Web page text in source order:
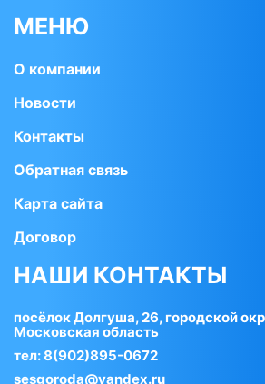
МЕНЮ
О компании
Новости
Контакты
Обратная связь
Карта сайта
Договор
НАШИ КОНТАКТЫ
посёлок Долгуша, 26, городской
Московская область
тел:8(902)895-0672
sesgoroda@yandex.ru